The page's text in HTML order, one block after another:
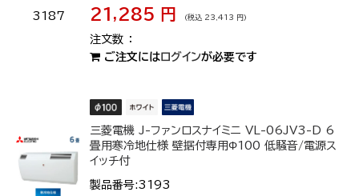
3187 21,285 円 (税込 23,413 円)
ご注文には ログインが必要です
三菱電機 J-ファンロスナイミニ VL-06JV3-D 6
畳用寒冷地仕様 壁据付専用Φ100 低騒音/電源ス
イッチ付
製品番号:3193